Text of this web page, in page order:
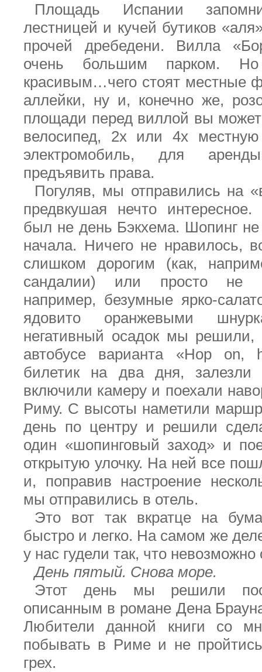
Площадь Испании
лестницей и кучей бутиков
прочей дребедени. Вилла
очень большим парком.
красивым…чего стоят местные
аллейки, ну и, конечно же,
площади перед виллой вы
велосипед, 2х или 4х
электромобиль, для
предъявить права.
Погуляв, мы отправились на
предвкушая нечто
был не день Бэкхема. Шопинг не
начала. Ничего не нравилось,
слишком дорогим (как,
сандалии) или просто не
например, безумные ярко-
ядовито оранжевыми
негативный осадок мы решили,
автобусе варианта «Hop on,
билетик на два дня, залезли
включили камеру и поехали
Риму. С высоты наметили
день по центру и решили
один «шопинговый заход» и
открытую улочку. На ней все
и, поправив настроение
мы отправились в отель.
Это вот так вкратце на
быстро и легко. На самом же
у нас гудели так, что невозможно
День пятый. Снова море.
Этот день мы решили
описанным в романе Дена
Любители данной книги со
побывать в Риме и не
грех.